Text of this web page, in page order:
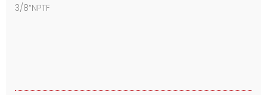
3/8“NPTF